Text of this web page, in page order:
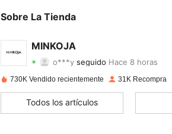
Sobre La Tienda
MINKOJA
4.68 Calificación 2KArtículos 4.9K
4.68 2K 4.9K
730K Vendido recientemente 31K Recompra
Todos los artículos